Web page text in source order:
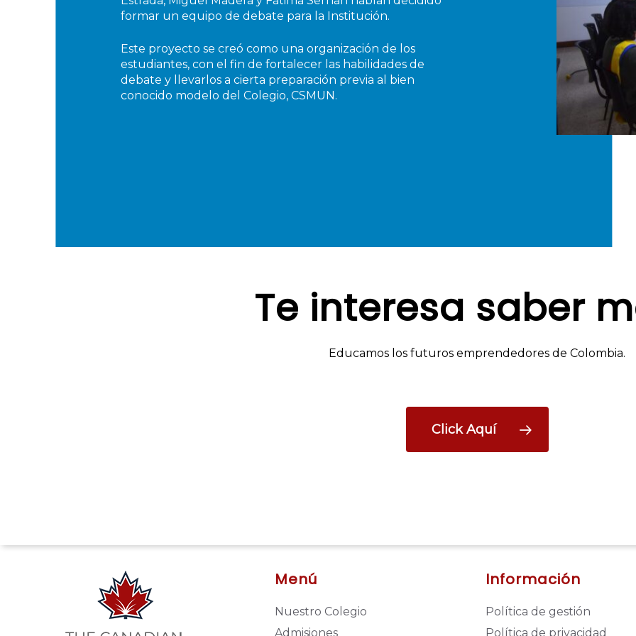
formar un equipo de debate para la Institución.
Este proyecto se creó como una organización de los
estudiantes, con el fin de fortalecer las habilidades de
debate y llevarlos a cierta preparación previa al bien
conocido modelo del Colegio, CSMUN.
Te interesa saber
Educamos los futuros emprendedores de Colombia.
Click Aquí
Menú
Nuestro Colegio
Admisiones
Información
Política de gestión
Política de privacidad